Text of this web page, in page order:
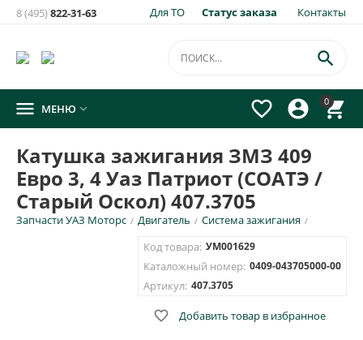
Для ТО Статус заказа Контакты
8 (495)822-31-63
0




 МЕНЮ 
Катушка зажигания ЗМЗ 409
Евро 3, 4 Уаз Патриот (СОАТЭ /
Старый Оскол) 407.3705
Запчасти УАЗ Моторс / Двигатель / Система зажигания /
Код товара: УМ001629
Каталожный номер: 0409-043705000-00
Артикул: 407.3705
 Добавить товар в избранное